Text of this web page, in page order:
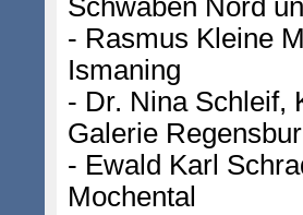
Schwaben Nord
- Rasmus Kleine
Ismaning
- Dr. Nina Schleif,
Galerie
- Ewald Karl
Mochental